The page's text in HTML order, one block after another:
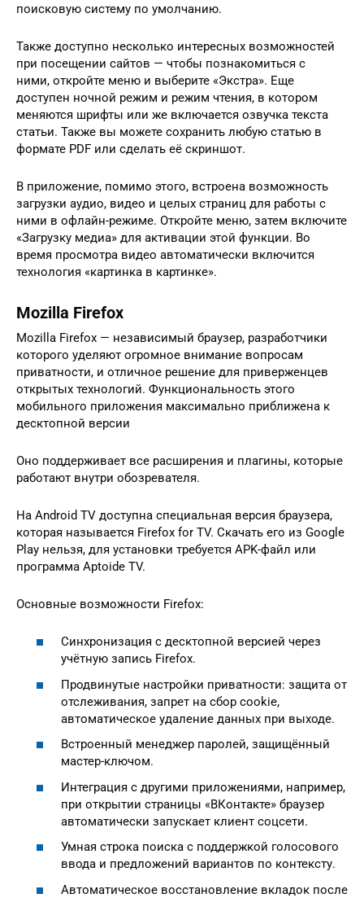
поисковую систему по умолчанию.
Также доступно несколько интересных возможностей
при посещении сайтов — чтобы познакомиться с
ними, откройте меню и выберите «Экстра». Еще
доступен ночной режим и режим чтения, в котором
меняются шрифты или же включается озвучка текста
статьи. Также вы можете сохранить любую статью в
формате PDF или сделать её скриншот.
В приложение, помимо этого, встроена возможность
загрузки аудио, видео и целых страниц для работы с
ними в офлайн-режиме. Откройте меню, затем включите
«Загрузку медиа» для активации этой функции. Во
время просмотра видео автоматически включится
технология «картинка в картинке».
Mozilla Firefox
Mozilla Firefox — независимый браузер, разработчики
которого уделяют огромное внимание вопросам
приватности, и отличное решение для приверженцев
открытых технологий. Функциональность этого
мобильного приложения максимально приближена к
десктопной версии
Оно поддерживает все расширения и плагины, которые
работают внутри обозревателя.
На Android TV доступна специальная версия браузера,
которая называется Firefox for TV. Скачать его из Google
Play нельзя, для установки требуется APK-файл или
программа Aptoide TV.
Основные возможности Firefox:
Синхронизация с десктопной версией через
учётную запись Firefox.
Продвинутые настройки приватности: защита от
отслеживания, запрет на сбор cookie,
автоматическое удаление данных при выходе.
Встроенный менеджер паролей, защищённый
мастер-ключом.
Интеграция с другими приложениями, например,
при открытии страницы «ВКонтакте» браузер
автоматически запускает клиент соцсети.
Умная строка поиска с поддержкой голосового
ввода и предложений вариантов по контексту.
Автоматическое восстановление вкладок после